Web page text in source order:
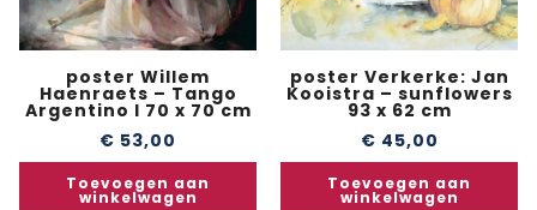
poster Willem
Haenraets – Tango
Argentino I 70 x 70 cm
€ 53,00
Toevoegen aan
winkelwagen
poster Verkerke: Jan
Kooistra – sunflowers
93 x 62 cm
€ 45,00
Toevoegen aan
winkelwagen